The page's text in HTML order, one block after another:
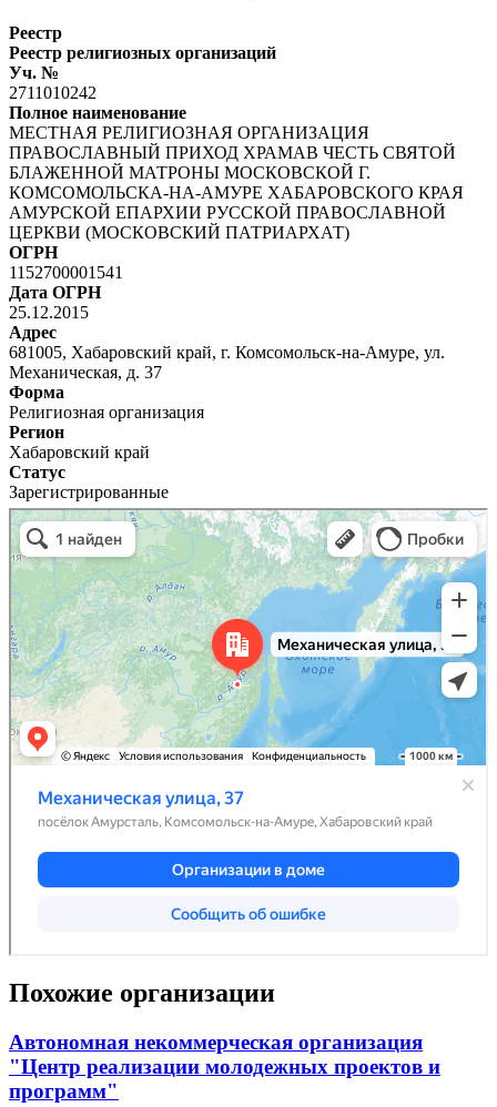
Реестр
Реестр религиозных организаций
Уч. №
2711010242
Полное наименование
МЕСТНАЯ РЕЛИГИОЗНАЯ ОРГАНИЗАЦИЯ
ПРАВОСЛАВНЫЙ ПРИХОД ХРАМАВ ЧЕСТЬ СВЯТОЙ
БЛАЖЕННОЙ МАТРОНЫ МОСКОВСКОЙ Г.
КОМСОМОЛЬСКА-НА-АМУРЕ ХАБАРОВСКОГО КРАЯ
АМУРСКОЙ ЕПАРХИИ РУССКОЙ ПРАВОСЛАВНОЙ
ЦЕРКВИ (МОСКОВСКИЙ ПАТРИАРХАТ)
ОГРН
1152700001541
Дата ОГРН
25.12.2015
Адрес
681005, Хабаровский край, г. Комсомольск-на-Амуре, ул.
Механическая, д. 37
Форма
Религиозная организация
Регион
Хабаровский край
Статус
Зарегистрированные
Похожие организации
Автономная некоммерческая организация
"Центр реализации молодежных проектов и
программ"